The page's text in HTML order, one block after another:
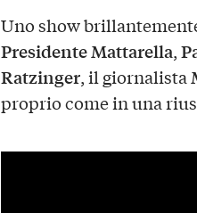
Uno show
Presidente Mattarella,
Ratzinger, il giornalista
proprio come in una